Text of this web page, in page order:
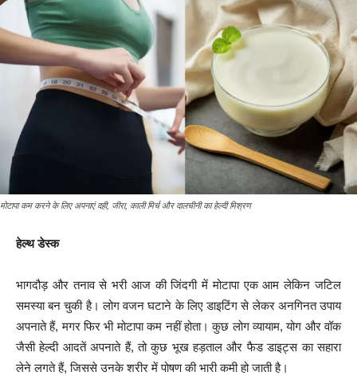
मोटापा कम करने के लिए अपनाएं दही, जीरा, काली मिर्च और दालचीनी का हेल्दी मिश्रण
हेल्थ डेस्क
भागदौड़ और तनाव से भरी आज की जिंदगी में मोटापा एक आम लेकिन जटिल
समस्या बन चुकी है। लोग वजन घटाने के लिए डाइटिंग से लेकर अनगिनत उपाय
अपनाते हैं, मगर फिर भी मोटापा कम नहीं होता। कुछ लोग व्यायाम, योग और वॉक
जैसी हेल्दी आदतें अपनाते हैं, तो कुछ भूख हड़ताल और फैड डाइट्स का सहारा
लेने लगते हैं, जिससे उनके शरीर में पोषण की भारी कमी हो जाती है।